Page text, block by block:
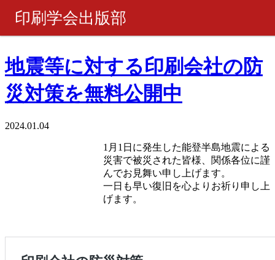
印刷学会出版部
ピックアップ
週刊 『印刷雑誌』
地震等に対する印刷会社の防
災対策を無料公開中
2024.01.04
1月1日に発生した能登半島地震による
災害で被災された皆様、関係各位に謹
んでお見舞い申し上げます。
一日も早い復旧を心よりお祈り申し上
げます。